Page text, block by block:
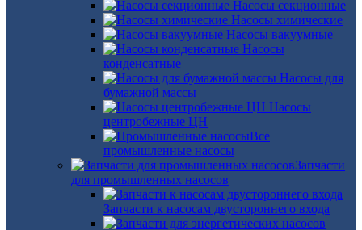
Насосы секционные
Насосы химические
Насосы вакуумные
Насосы
конденсатные
Насосы для
бумажной массы
Насосы
центробежные ЦН
Все
промышленные насосы
Запчасти
для промышленных насосов
Запчасти к насосам двустороннего входа